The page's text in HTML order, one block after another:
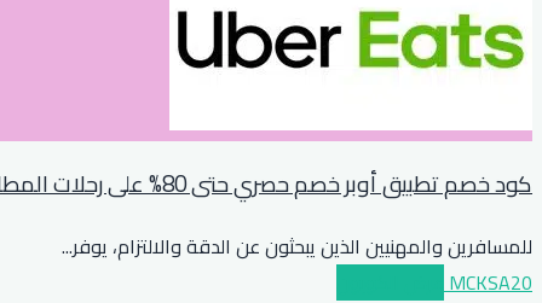
كود خصم تطبيق أوبر خصم حصري حتى 80% على رحلات المطارات والعمل
للمسافرين والمهنيين الذين يبحثون عن الدقة والالتزام، يوفر...
MCKSA20